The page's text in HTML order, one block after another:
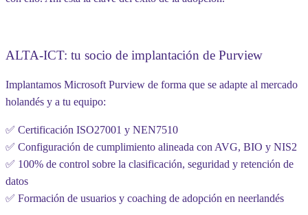
ALTA-ICT: tu socio de implantación de Purview
Implantamos Microsoft Purview de forma que se adapte al mercado
holandés y a tu equipo:
✅ Certificación ISO27001 y NEN7510
✅ Configuración de cumplimiento alineada con AVG, BIO y NIS2
✅ 100% de control sobre la clasificación, seguridad y retención de
datos
✅ Formación de usuarios y coaching de adopción en neerlandés